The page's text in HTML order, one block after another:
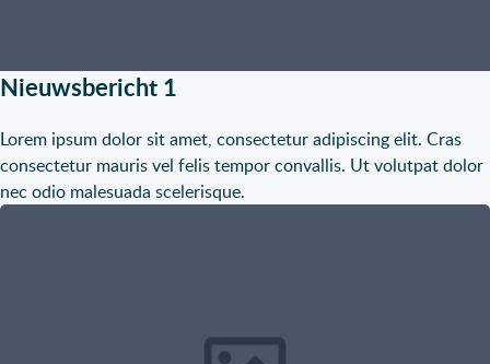
Nieuwsbericht 1
Lorem ipsum dolor sit amet, consectetur adipiscing elit. Cras
consectetur mauris vel felis tempor convallis. Ut volutpat dolor
nec odio malesuada scelerisque.